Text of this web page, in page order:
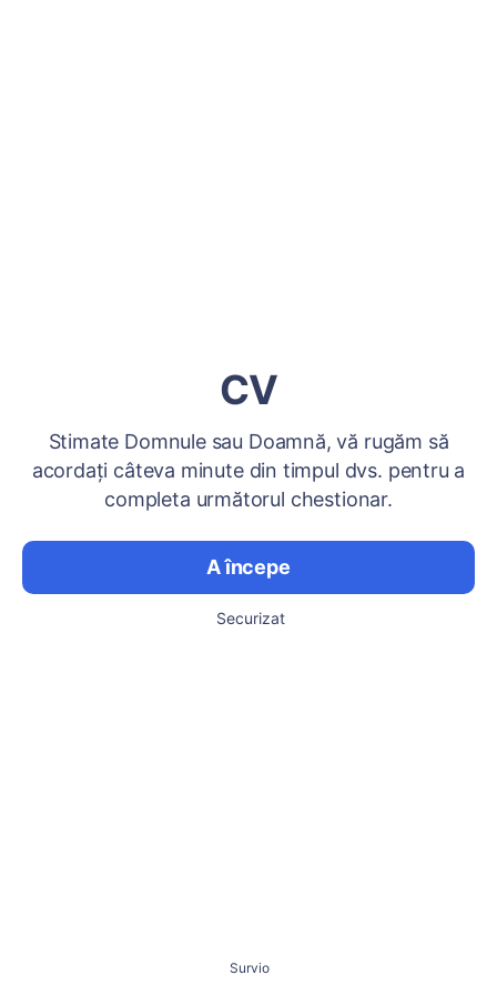
CV
Stimate Domnule sau Doamnă, vă rugăm să
acordați câteva minute din timpul dvs. pentru a
completa următorul chestionar.
A începe
Securizat
Survio